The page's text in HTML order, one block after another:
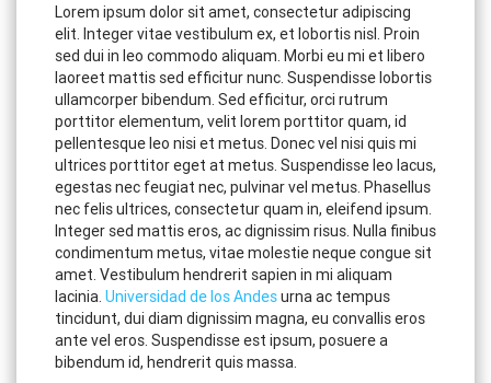
Lorem ipsum dolor sit amet, consectetur adipiscing
elit. Integer vitae vestibulum ex, et lobortis nisl. Proin
sed dui in leo commodo aliquam. Morbi eu mi et libero
laoreet mattis sed efficitur nunc. Suspendisse lobortis
ullamcorper bibendum. Sed efficitur, orci rutrum
porttitor elementum, velit lorem porttitor quam, id
pellentesque leo nisi et metus. Donec vel nisi quis mi
ultrices porttitor eget at metus. Suspendisse leo lacus,
egestas nec feugiat nec, pulvinar vel metus. Phasellus
nec felis ultrices, consectetur quam in, eleifend ipsum.
Integer sed mattis eros, ac dignissim risus. Nulla finibus
condimentum metus, vitae molestie neque congue sit
amet. Vestibulum hendrerit sapien in mi aliquam
lacinia. Universidad de los Andesurna ac tempus
tincidunt, dui diam dignissim magna, eu convallis eros
ante vel eros. Suspendisse est ipsum, posuere a
bibendum id, hendrerit quis massa.